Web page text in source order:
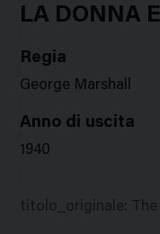
LA DONNA
Regia
George Marshall
Anno di uscita
1940
titolo_originale: